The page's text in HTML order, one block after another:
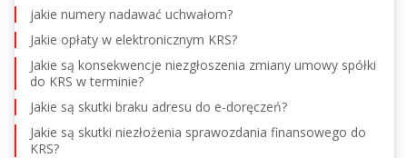
jakie numery nadawać uchwałom?
Jakie opłaty w elektronicznym KRS?
Jakie są konsekwencje niezgłoszenia zmiany umowy spółki
do KRS w terminie?
Jakie są skutki braku adresu do e-doręczeń?
Jakie są skutki niezłożenia sprawozdania finansowego do
KRS?